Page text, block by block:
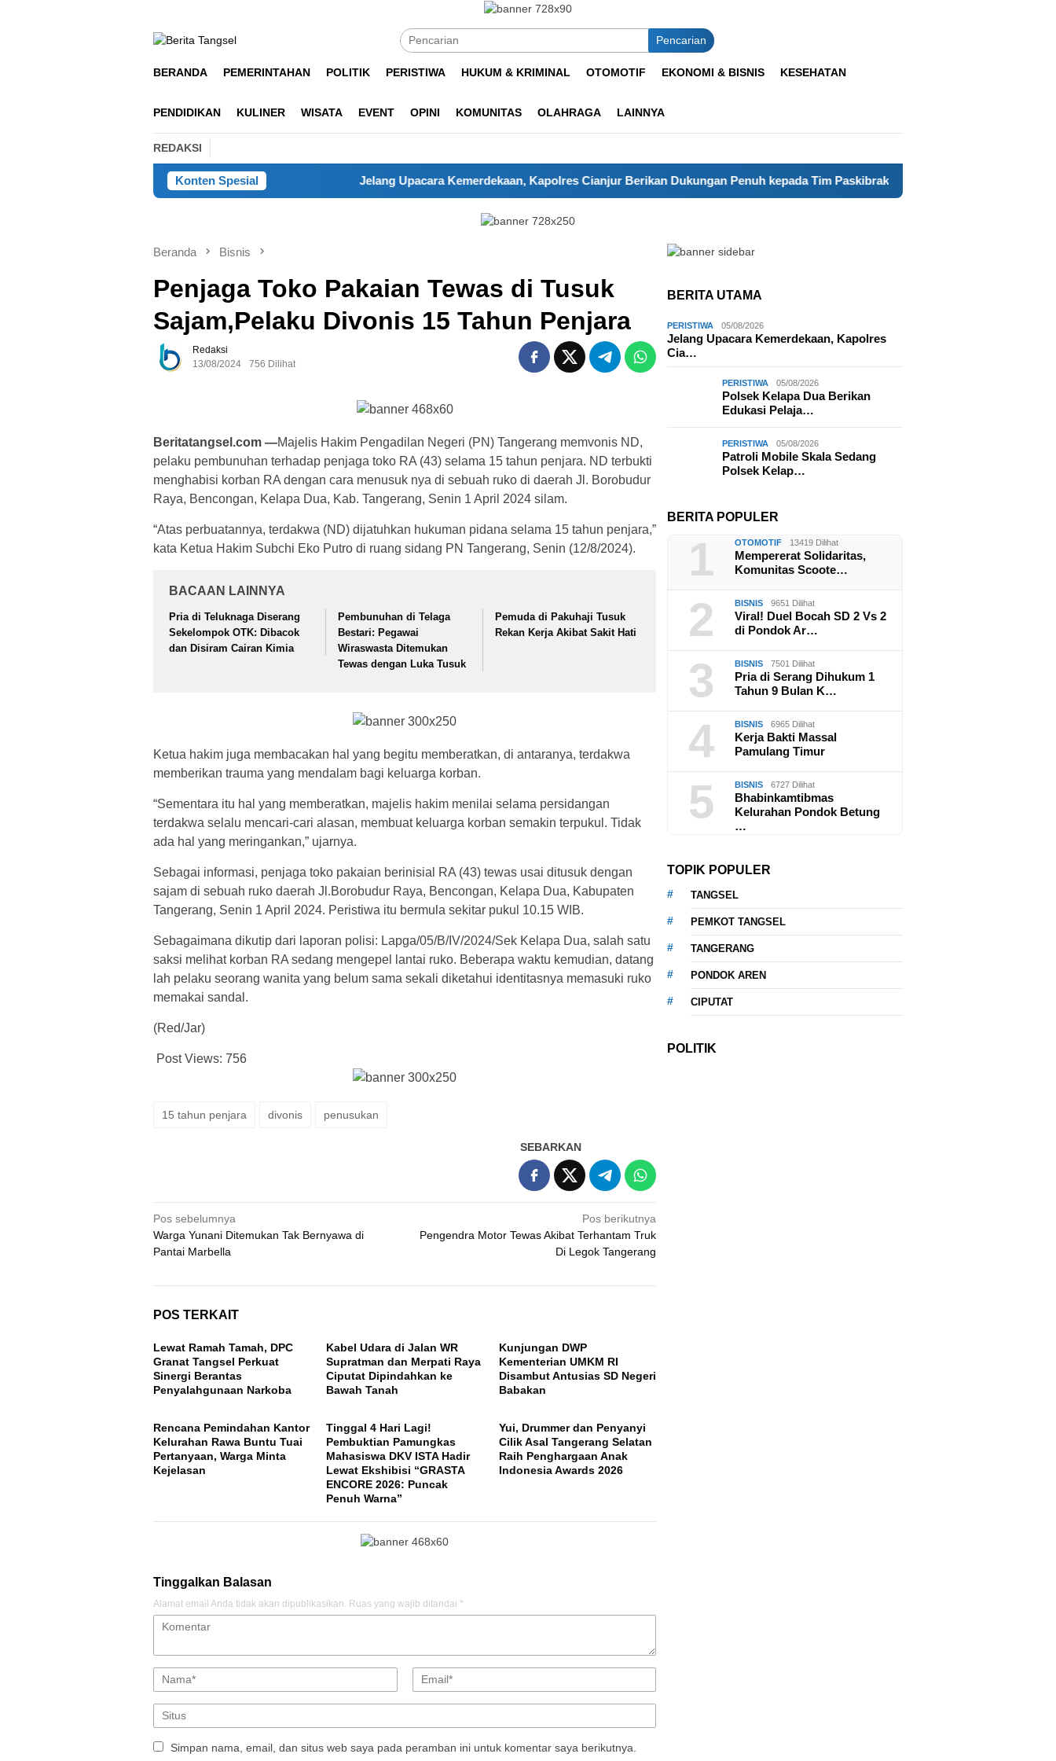
Pencarian
BERANDA PEMERINTAHAN POLITIK PERISTIWA HUKUM & KRIMINAL OTOMOTIF EKONOMI & BISNIS KESEHATAN
PENDIDIKAN KULINER WISATA EVENT OPINI KOMUNITAS OLAHRAGA LAINNYA
REDAKSI
Konten Spesial Jelang Upacara Kemerdekaan, Kapolres Cianjur Berikan Dukungan Penuh kepada Tim Paskibraka Kabupaten Cianjur
Beranda Bisnis
Penjaga Toko Pakaian Tewas di Tusuk
Sajam,Pelaku Divonis 15 Tahun Penjara
Redaksi
13/08/2024
756 Dilihat
Beritatangsel.com —Majelis Hakim Pengadilan Negeri (PN) Tangerang memvonis ND,
pelaku pembunuhan terhadap penjaga toko RA (43) selama 15 tahun penjara. ND terbukti
menghabisi korban RA dengan cara menusuk nya di sebuah ruko di daerah Jl. Borobudur
Raya, Bencongan, Kelapa Dua, Kab. Tangerang, Senin 1 April 2024 silam.
“Atas perbuatannya, terdakwa (ND) dijatuhkan hukuman pidana selama 15 tahun penjara,”
kata Ketua Hakim Subchi Eko Putro di ruang sidang PN Tangerang, Senin (12/8/2024).
BACAAN LAINNYA
Pria di Teluknaga Diserang
Sekelompok OTK: Dibacok
dan Disiram Cairan Kimia
Pembunuhan di Telaga
Bestari: Pegawai
Wiraswasta Ditemukan
Tewas dengan Luka Tusuk
Pemuda di Pakuhaji Tusuk
Rekan Kerja Akibat Sakit Hati
Ketua hakim juga membacakan hal yang begitu memberatkan, di antaranya, terdakwa
memberikan trauma yang mendalam bagi keluarga korban.
“Sementara itu hal yang memberatkan, majelis hakim menilai selama persidangan
terdakwa selalu mencari-cari alasan, membuat keluarga korban semakin terpukul. Tidak
ada hal yang meringankan,” ujarnya.
Sebagai informasi, penjaga toko pakaian berinisial RA (43) tewas usai ditusuk dengan
sajam di sebuah ruko daerah Jl.Borobudur Raya, Bencongan, Kelapa Dua, Kabupaten
Tangerang, Senin 1 April 2024. Peristiwa itu bermula sekitar pukul 10.15 WIB.
Sebagaimana dikutip dari laporan polisi: Lapga/05/B/IV/2024/Sek Kelapa Dua, salah satu
saksi melihat korban RA sedang mengepel lantai ruko. Beberapa waktu kemudian, datang
lah pelaku seorang wanita yang belum sama sekali diketahui identitasnya memasuki ruko
memakai sandal.
(Red/Jar)
Post Views: 756
15 tahun penjara divonis penusukan
SEBARKAN
Navigasi
pos
Pos sebelumnya
Warga Yunani Ditemukan Tak Bernyawa di
Pantai Marbella
Pos berikutnya
Pengendra Motor Tewas Akibat Terhantam Truk
Di Legok Tangerang
POS TERKAIT
Lewat Ramah Tamah, DPC
Granat Tangsel Perkuat
Sinergi Berantas
Penyalahgunaan Narkoba
Kabel Udara di Jalan WR
Supratman dan Merpati Raya
Ciputat Dipindahkan ke
Bawah Tanah
Kunjungan DWP
Kementerian UMKM RI
Disambut Antusias SD Negeri
Babakan
Rencana Pemindahan Kantor
Kelurahan Rawa Buntu Tuai
Pertanyaan, Warga Minta
Kejelasan
Tinggal 4 Hari Lagi!
Pembuktian Pamungkas
Mahasiswa DKV ISTA Hadir
Lewat Ekshibisi “GRASTA
ENCORE 2026: Puncak
Penuh Warna”
Yui, Drummer dan Penyanyi
Cilik Asal Tangerang Selatan
Raih Penghargaan Anak
Indonesia Awards 2026
Tinggalkan Balasan
Alamat email Anda tidak akan dipublikasikan. Ruas yang wajib ditandai *
Simpan nama, email, dan situs web saya pada peramban ini untuk komentar saya berikutnya.
BERITA UTAMA
PERISTIWA 05/08/2026
Jelang Upacara Kemerdekaan, Kapolres
Cia…
PERISTIWA 05/08/2026
Polsek Kelapa Dua Berikan
Edukasi Pelaja…
PERISTIWA 05/08/2026
Patroli Mobile Skala Sedang
Polsek Kelap…
BERITA POPULER
1 OTOMOTIF 13419 Dilihat
Mempererat Solidaritas,
Komunitas Scoote…
2 BISNIS 9651 Dilihat
Viral! Duel Bocah SD 2 Vs 2
di Pondok Ar…
3 BISNIS 7501 Dilihat
Pria di Serang Dihukum 1
Tahun 9 Bulan K…
4 BISNIS 6965 Dilihat
Kerja Bakti Massal
Pamulang Timur
5 BISNIS 6727 Dilihat
Bhabinkamtibmas
Kelurahan Pondok Betung
…
TOPIK POPULER
TANGSEL
PEMKOT TANGSEL
TANGERANG
PONDOK AREN
CIPUTAT
POLITIK